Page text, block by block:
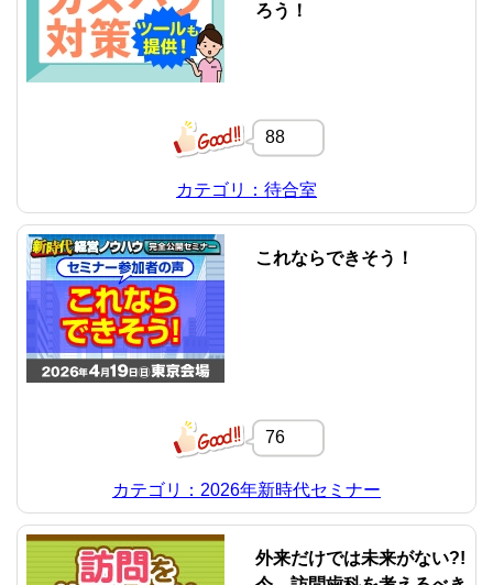
ろう！
88
カテゴリ：待合室
これならできそう！
76
カテゴリ：2026年新時代セミナー
外来だけでは未来がない?!